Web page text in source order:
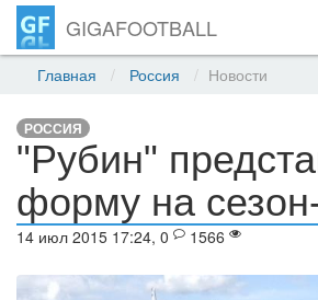
GIGAFOOTBALL
Главная Россия Новости
РОССИЯ
"Рубин"
форму на
14 июл 2015 17:24, 0 1566